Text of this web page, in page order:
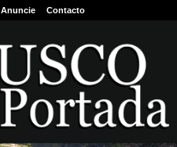
Anuncie Contacto